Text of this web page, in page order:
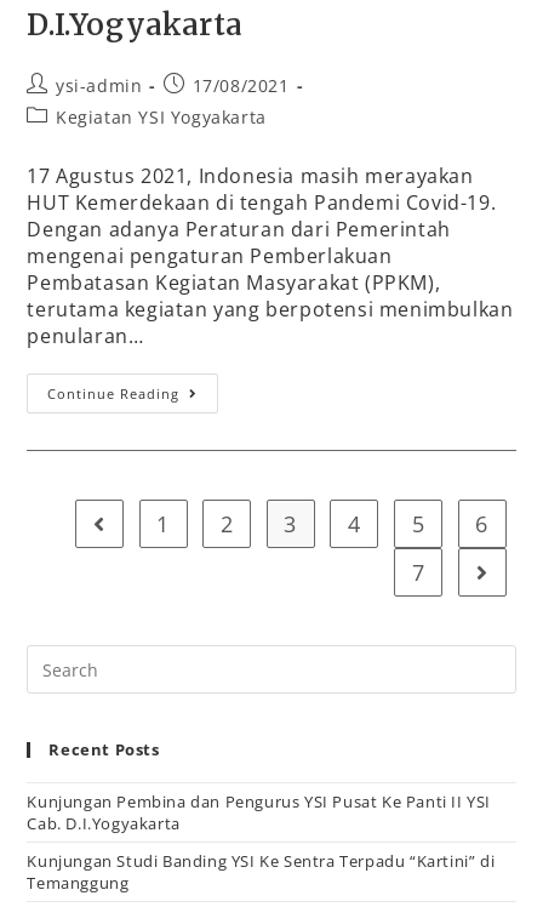
D.I.Yogyakarta
ysi-admin
17/08/2021
Kegiatan YSI Yogyakarta
17 Agustus 2021, Indonesia masih merayakan
HUT Kemerdekaan di tengah Pandemi Covid-19.
Dengan adanya Peraturan dari Pemerintah
mengenai pengaturan Pemberlakuan
Pembatasan Kegiatan Masyarakat (PPKM),
terutama kegiatan yang berpotensi menimbulkan
penularan…
Continue Reading
1 2 3 4 5
6
7
Recent Posts
Kunjungan Pembina dan Pengurus YSI Pusat Ke Panti II YSI
Cab. D.I.Yogyakarta
Kunjungan Studi Banding YSI Ke Sentra Terpadu “Kartini” di
Temanggung